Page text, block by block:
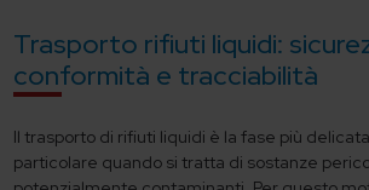
Trasporto rifiuti liquidi:
conformità e tracciabilità
Il trasporto di rifiuti liquidi è la fase più
particolare quando si tratta di sostanze